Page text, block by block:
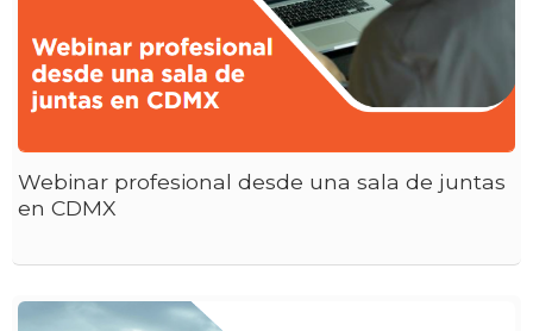
Webinar profesional desde una sala de juntas
en CDMX